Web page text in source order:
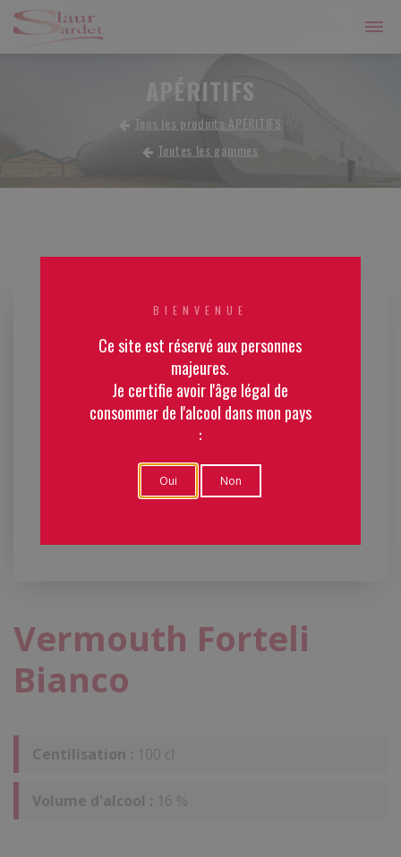
APÉRITIFS
Tous les produits APÉRITIFS
Toutes les gammes
Vermouth Forteli
Bianco
Centilisation : 100 cl
Volume d'alcool : 16 %
BIENVENUE
Ce site est réservé aux personnes
majeures.
Je certifie avoir l'âge légal de
consommer de l'alcool dans mon pays
:
Oui Non